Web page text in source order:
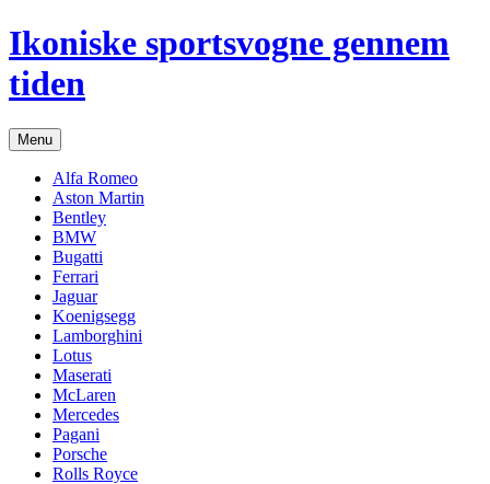
Hop
til
indhold
Ikoniske sportsvogne gennem
tiden
Menu
Alfa Romeo
Aston Martin
Bentley
BMW
Bugatti
Ferrari
Jaguar
Koenigsegg
Lamborghini
Lotus
Maserati
McLaren
Mercedes
Pagani
Porsche
Rolls Royce